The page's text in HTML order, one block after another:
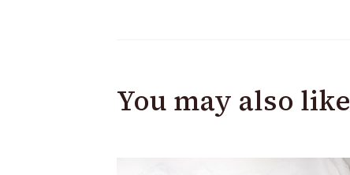
You may also like